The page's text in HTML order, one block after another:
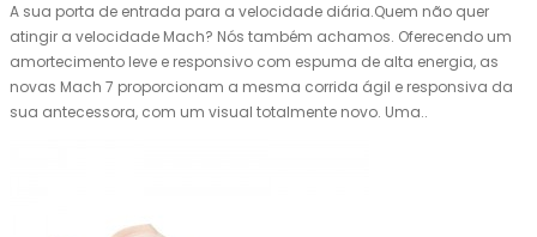
A sua porta de entrada para a velocidade diária.Quem não quer
atingir a velocidade Mach? Nós também achamos. Oferecendo um
amortecimento leve e responsivo com espuma de alta energia, as
novas Mach 7 proporcionam a mesma corrida ágil e responsiva da
sua antecessora, com um visual totalmente novo. Uma..